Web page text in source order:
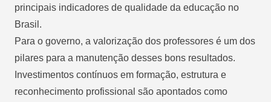
principais indicadores de qualidade da educação no
Brasil.
Para o governo, a valorização dos professores é um dos
pilares para a manutenção desses bons resultados.
Investimentos contínuos em formação, estrutura e
reconhecimento profissional são apontados como